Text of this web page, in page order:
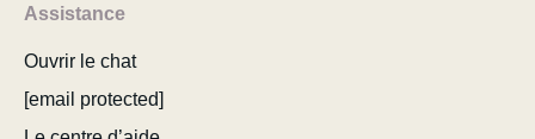
Assistance
Ouvrir le chat
[email protected]